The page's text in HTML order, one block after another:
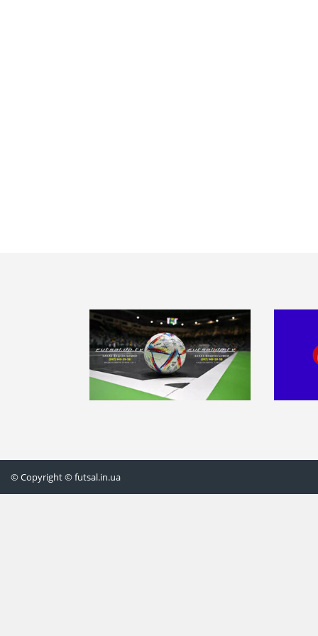
© Copyright © futsal.in.ua